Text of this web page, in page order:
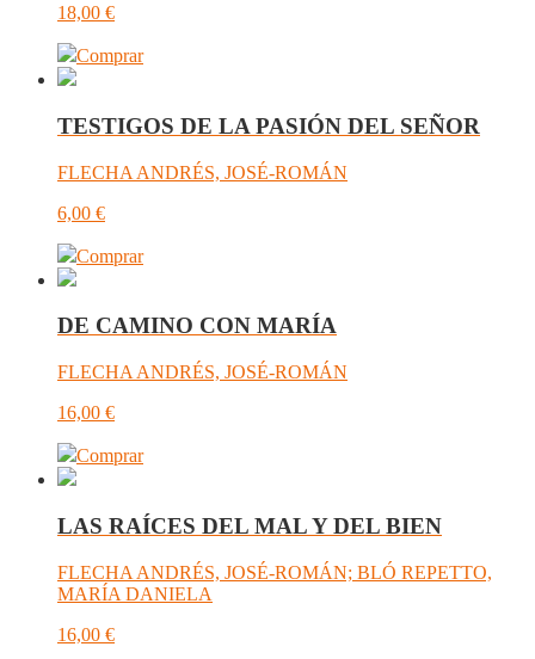
18,00 €
Comprar
TESTIGOS DE LA PASIÓN DEL SEÑOR
FLECHA ANDRÉS, JOSÉ-ROMÁN
6,00 €
Comprar
DE CAMINO CON MARÍA
FLECHA ANDRÉS, JOSÉ-ROMÁN
16,00 €
Comprar
LAS RAÍCES DEL MAL Y DEL BIEN
FLECHA ANDRÉS, JOSÉ-ROMÁN; BLÓ REPETTO,
MARÍA DANIELA
16,00 €